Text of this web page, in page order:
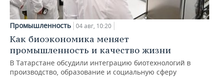
Промышленность 04 авг, 10:20
Как биоэкономика меняет
промышленность и качество жизни
В Татарстане обсудили интеграцию биотехнологий в
производство, образование и социальную сферу